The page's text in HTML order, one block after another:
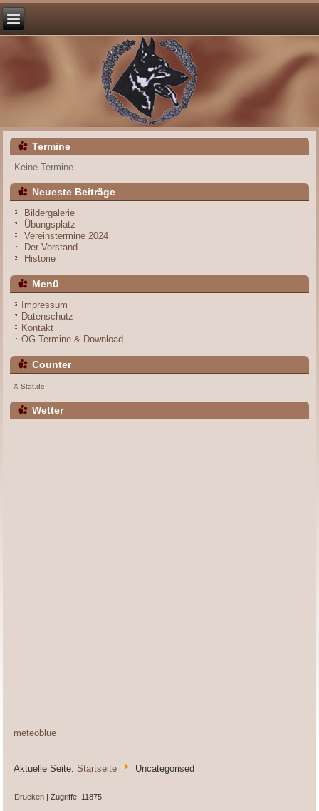
Termine
Keine Termine
Neueste Beiträge
Bildergalerie
Übungsplatz
Vereinstermine 2024
Der Vorstand
Historie
Menü
Impressum
Datenschutz
Kontakt
OG Termine & Download
Counter
X-Stat.de
Wetter
meteoblue
Aktuelle Seite:Startseite Uncategorised
Drucken | Zugriffe: 11875